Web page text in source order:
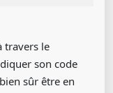
travers le
son code
sûr être en